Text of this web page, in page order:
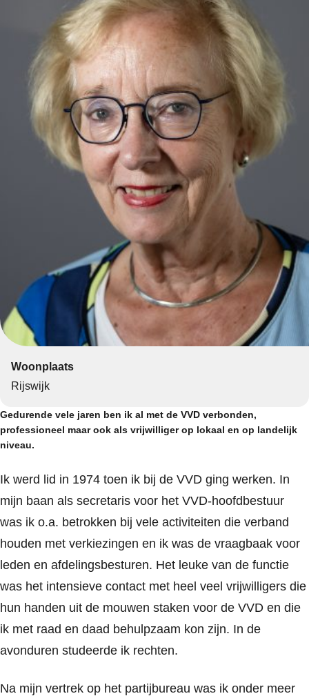
Woonplaats
Rijswijk
Gedurende vele jaren ben ik al met de VVD verbonden,
professioneel maar ook als vrijwilliger op lokaal en op landelijk
niveau.
Ik werd lid in 1974 toen ik bij de VVD ging werken. In
mijn baan als secretaris voor het VVD-hoofdbestuur
was ik o.a. betrokken bij vele activiteiten die verband
houden met verkiezingen en ik was de vraagbaak voor
leden en afdelingsbesturen. Het leuke van de functie
was het intensieve contact met heel veel vrijwilligers die
hun handen uit de mouwen staken voor de VVD en die
ik met raad en daad behulpzaam kon zijn. In de
avonduren studeerde ik rechten.
Na mijn vertrek op het partijbureau was ik onder meer